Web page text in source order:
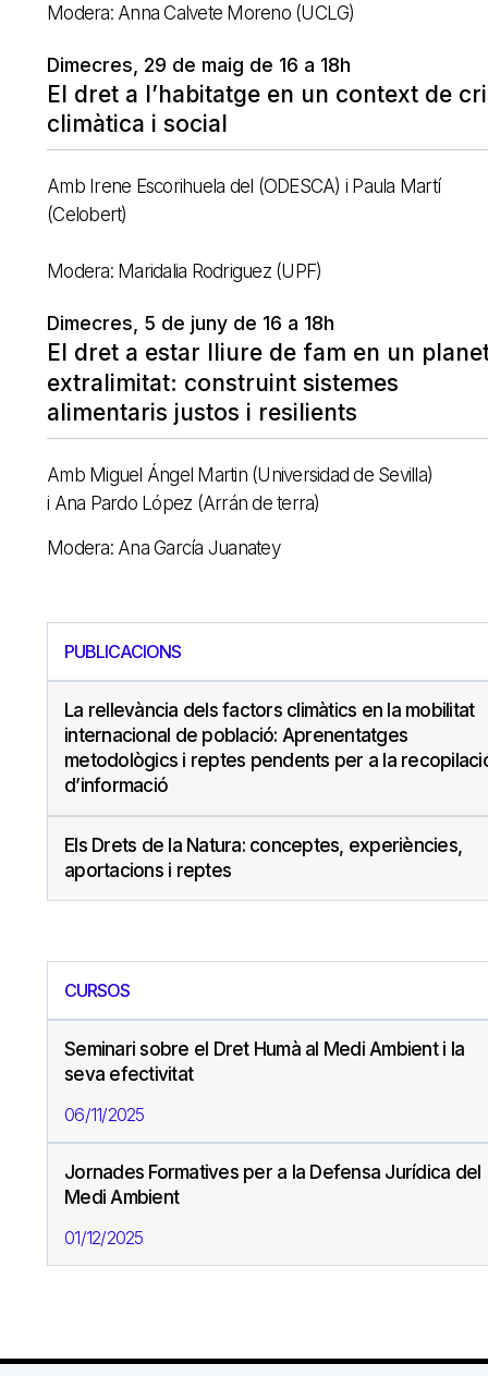
Modera: Anna Calvete Moreno (UCLG)
Dimecres, 29 de maig de 16 a 18h
El dret a l’habitatge en un context de
climàtica i social
Amb Irene Escorihuela del (ODESCA) i Paula Martí
(Celobert)
Modera: Maridalia Rodriguez (UPF)
Dimecres, 5 de juny de 16 a 18h
El dret a estar lliure de fam en un
extralimitat: construint sistemes
alimentaris justos i resilients
Amb Miguel Ángel Martin (Universidad de Sevilla)
i Ana Pardo López (Arrán de terra)
Modera: Ana García Juanatey
PUBLICACIONS
La rellevància dels factors climàtics en la mobilitat
internacional de població: Aprenentatges
metodològics i reptes pendents per a la
d’informació
Els Drets de la Natura: conceptes, experiències,
aportacions i reptes
CURSOS
Seminari sobre el Dret Humà al Medi Ambient i la
seva efectivitat
06/11/2025
Jornades Formatives per a la Defensa Jurídica del
Medi Ambient
01/12/2025